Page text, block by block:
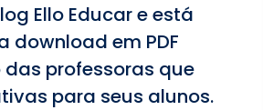
Ello Educar e está
em PDF
professoras que
para seus alunos.